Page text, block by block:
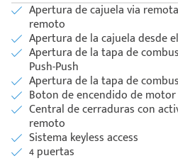
Apertura de cajuela via
remoto
Apertura de la cajuela desde
Apertura de la tapa de
Push-Push
Apertura de la tapa de
Boton de encendido de
Central de cerraduras con
remoto
Sistema keyless access
4 puertas